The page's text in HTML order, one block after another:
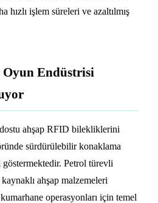
hızlı işlem süreleri ve azaltılmış
Endüstrisi
ahşap RFID bilekliklerini
sürdürülebilir konaklama
Petrol türevli
ahşap malzemeleri
operasyonları için temel